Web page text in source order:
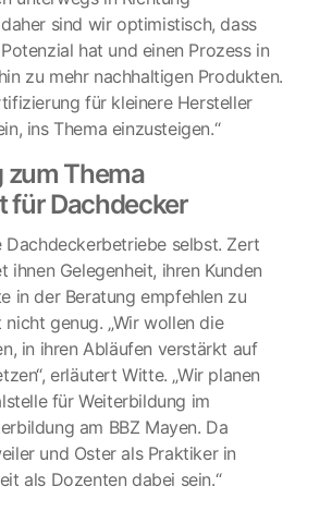
sind wir optimistisch, dass
hat und einen Prozess in
zu mehr nachhaltigen Produkten.
für kleinere Hersteller
ins Thema einzusteigen.“
zum Thema
für Dachdecker
Dachdeckerbetriebe selbst. Zert
ihnen Gelegenheit, ihren Kunden
in der Beratung empfehlen zu
genug. „Wir wollen die
in ihren Abläufen verstärkt auf
erläutert Witte. „Wir planen
für Weiterbildung im
am BBZ Mayen. Da
und Oster als Praktiker in
als Dozenten dabei sein.“